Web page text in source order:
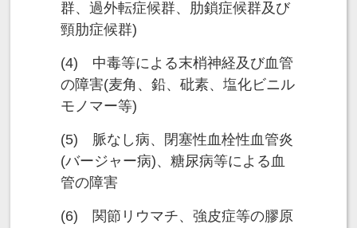
群、過外転症候群、肋鎖症候群及び
頸肋症候群)
(4) 中毒等による末梢神経及び血管
の障害(麦角、鉛、砒素、塩化ビニル
モノマー等)
(5) 脈なし病、閉塞性血栓性血管炎
(バージャー病)、糖尿病等による血
管の障害
(6) 関節リウマチ、強皮症等の膠原